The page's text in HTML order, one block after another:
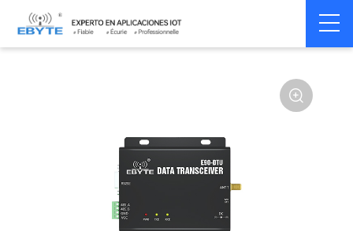
Home > Modem > Wireless modem LoRa wirelss modem
